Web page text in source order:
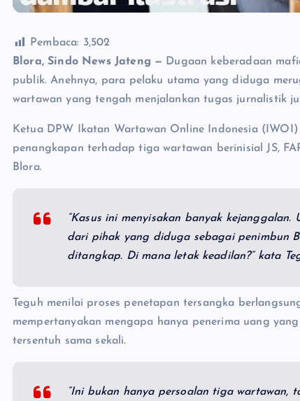
Pembaca: 3,502
Blora, Sindo News Jateng — Dugaan keberadaan
publik. Anehnya, para pelaku utama yang diduga
wartawan yang tengah menjalankan tugas jurnalistik
Ketua DPW Ikatan Wartawan Online Indonesia (IWOI)
penangkapan terhadap tiga wartawan berinisial JS,
Blora.
“Kasus ini menyisakan banyak
dari pihak yang diduga sebagai penimbun
ditangkap. Di mana letak keadilan?” kata
Teguh menilai proses penetapan tersangka
mempertanyakan mengapa hanya penerima uang
tersentuh sama sekali.
“Ini bukan hanya persoalan tiga wartawan,